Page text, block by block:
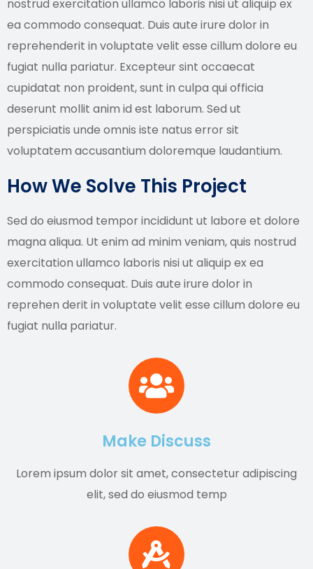
nostrud exercitation ullamco laboris nisi ut aliquip ex
ea commodo consequat. Duis aute irure dolor in
reprehenderit in voluptate velit esse cillum dolore eu
fugiat nulla pariatur. Excepteur sint occaecat
cupidatat non proident, sunt in culpa qui officia
deserunt mollit anim id est laborum. Sed ut
perspiciatis unde omnis iste natus error sit
voluptatem accusantium doloremque laudantium.
How We Solve This Project
Sed do eiusmod tempor incididunt ut labore et dolore
magna aliqua. Ut enim ad minim veniam, quis nostrud
exercitation ullamco laboris nisi ut aliquip ex ea
commodo consequat. Duis aute irure dolor in
reprehen derit in voluptate velit esse cillum dolore eu
fugiat nulla pariatur.
Make Discuss
Lorem ipsum dolor sit amet, consectetur adipiscing
elit, sed do eiusmod temp